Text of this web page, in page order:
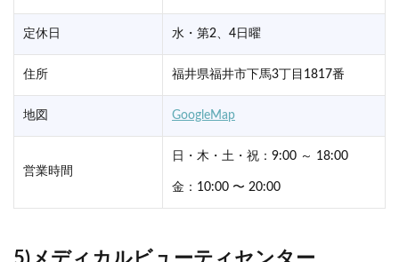
定休日 水・第2、4日曜
住所 福井県福井市下馬3丁目1817番
地図 GoogleMap
営業時間
日・木・土・祝：9:00 ～ 18:00
金：10:00 〜 20:00
5)メディカルビューティセンター